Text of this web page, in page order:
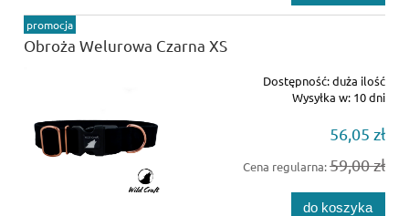
Obroża Welurowa Czarna XS
Dostępność:duża ilość
Wysyłka w: 10 dni
56,05 zł
Cena regularna:59,00 zł
do koszyka
promocja